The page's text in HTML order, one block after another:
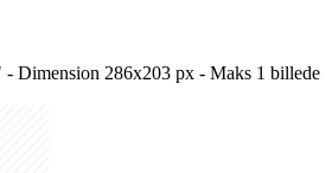
Dimension 286x203 px - Maks 1 billede